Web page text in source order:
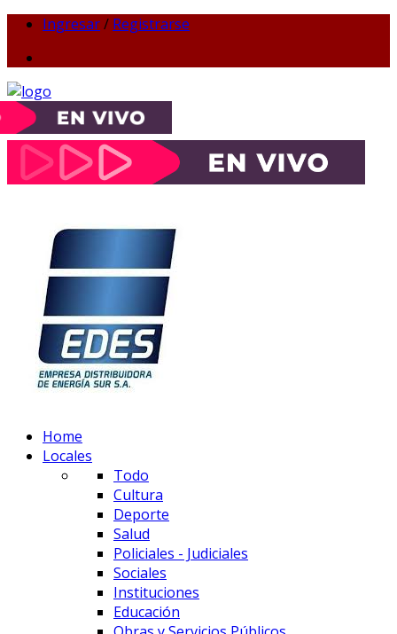
Ingresar/ Registrarse
Home
Locales
Todo
Cultura
Deporte
Salud
Policiales - Judiciales
Sociales
Instituciones
Educación